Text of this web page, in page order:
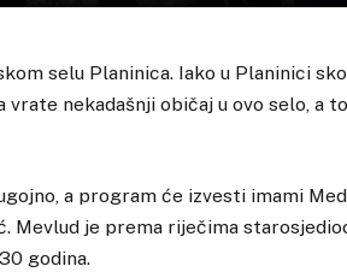
selu Planinica. Iako u Planinici
nekadašnji običaj u ovo selo, a
a program će izvesti imami
Mevlud je prema riječima
godina.